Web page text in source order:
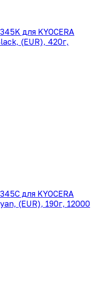
для KYOCERA
(EUR), 420г,
для KYOCERA
(EUR), 190г, 12000